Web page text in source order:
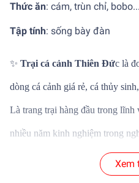
Thức ăn: cám, trùn chỉ, bobo...
Tập tính: sống bày đàn
✨ Trại cá cảnh Thiên Đức là
dòng cá cảnh giá rẻ, cá thủy
Là trang trại hàng đầu trong
nhiều năm kinh nghiệm trong
mang đến những dòng cá cảnh
Xem